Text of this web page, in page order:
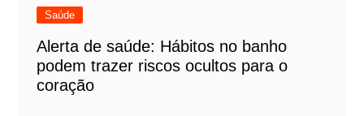
Saúde
Alerta de saúde: Hábitos no banho
podem trazer riscos ocultos para o
coração